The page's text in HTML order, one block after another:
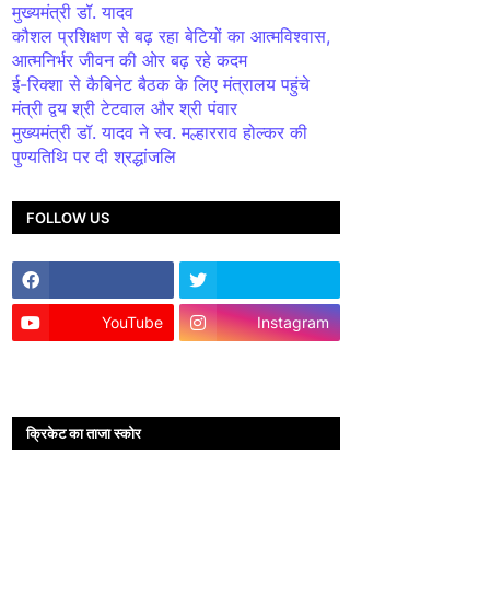
मुख्यमंत्री डॉ. यादव
कौशल प्रशिक्षण से बढ़ रहा बेटियों का आत्मविश्वास,
आत्मनिर्भर जीवन की ओर बढ़ रहे कदम
ई-रिक्शा से कैबिनेट बैठक के लिए मंत्रालय पहुंचे
मंत्री द्वय श्री टेटवाल और श्री पंवार
मुख्यमंत्री डॉ. यादव ने स्व. मल्हारराव होल्कर की
पुण्यतिथि पर दी श्रद्धांजलि
FOLLOW US
YouTube Instagram
क्रिकेट का ताजा स्कोर